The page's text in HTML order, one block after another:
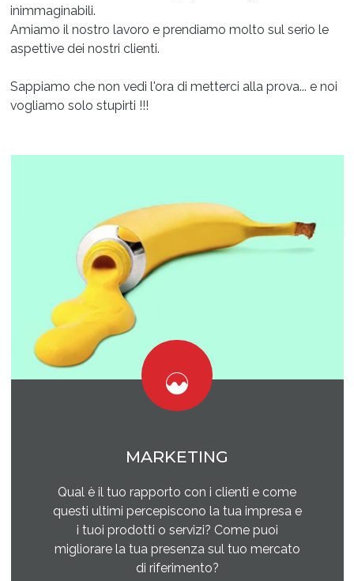
inimmaginabili.
Amiamo il nostro lavoro e prendiamo molto sul serio le
aspettive dei nostri clienti.
Sappiamo che non vedi l'ora di metterci alla prova... e noi
vogliamo solo stupirti !!!
MARKETING
Qual è il tuo rapporto con i clienti e come
questi ultimi percepiscono la tua impresa e
i tuoi prodotti o servizi? Come puoi
migliorare la tua presenza sul tuo mercato
di riferimento?